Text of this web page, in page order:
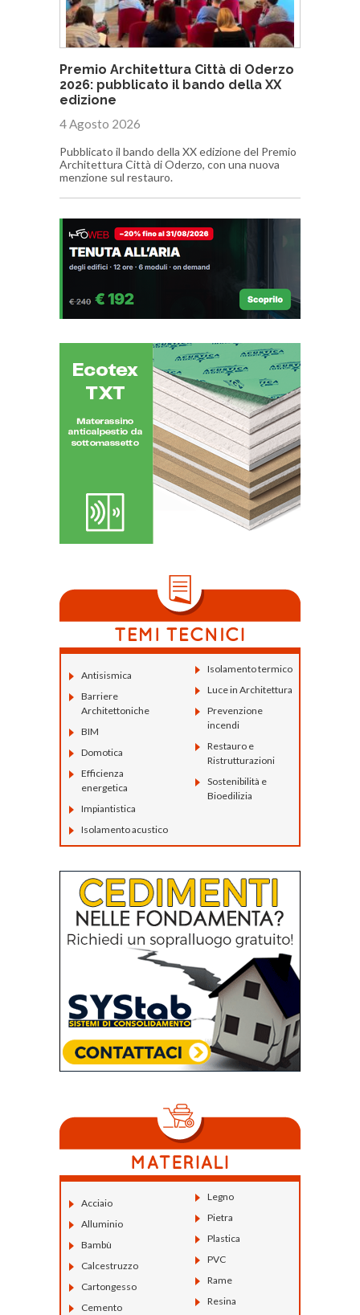
Premio Architettura Città di Oderzo
2026: pubblicato il bando della XX
edizione
4 Agosto 2026
Pubblicato il bando della XX edizione del Premio
Architettura Città di Oderzo, con una nuova
menzione sul restauro.
Antisismica
Barriere
Architettoniche
BIM
Domotica
Efficienza
energetica
Impiantistica
Isolamento acustico
Isolamento termico
Luce in Architettura
Prevenzione
incendi
Restauro e
Ristrutturazioni
Sostenibilità e
Bioedilizia
Acciaio
Alluminio
Bambù
Calcestruzzo
Cartongesso
Cemento
Legno
Pietra
Plastica
PVC
Rame
Resina